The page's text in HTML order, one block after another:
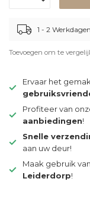
1 - 2 Werkdagen
Toevoegen om te
Ervaar het
Profiteer van
aanbiedingen!
Snelle
aan uw deur!
Maak gebruik
Leiderdorp!